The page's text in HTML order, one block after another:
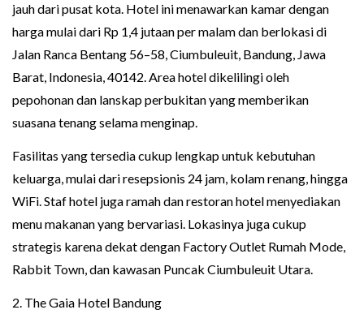
jauh dari pusat kota. Hotel ini menawarkan kamar dengan
harga mulai dari Rp 1,4 jutaan per malam dan berlokasi di
Jalan Ranca Bentang 56–58, Ciumbuleuit, Bandung, Jawa
Barat, Indonesia, 40142. Area hotel dikelilingi oleh
pepohonan dan lanskap perbukitan yang memberikan
suasana tenang selama menginap.
Fasilitas yang tersedia cukup lengkap untuk kebutuhan
keluarga, mulai dari resepsionis 24 jam, kolam renang, hingga
WiFi. Staf hotel juga ramah dan restoran hotel menyediakan
menu makanan yang bervariasi. Lokasinya juga cukup
strategis karena dekat dengan Factory Outlet Rumah Mode,
Rabbit Town, dan kawasan Puncak Ciumbuleuit Utara.
2. The Gaia Hotel Bandung